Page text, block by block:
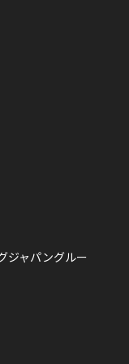
ジャパングルー